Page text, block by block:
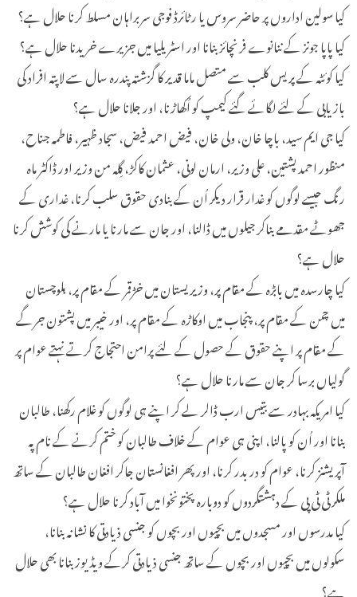
کیا سولین اداروں پر حاضر سروس یا رٹائرڈ فوجی سربراہان مسلط کرنا حلال ہے؟
کیا پاپا جونز کے ننانوے فرنچائز بنانا اور اسٹریلیا میں جزیرے خریدنا حلال ہے؟
کیا کوئٹہ کے پریس کلب سے متصل ماما قدیر کا گزشتہ پندرہ سال سے لاپتہ افراد کی
بازیابی کے لئے لگائے گئے کیمپ کو اُکھاڑنا، اور جلانا حلال ہے؟
کیا جی ایم سید، باچا خان، ولی خان، فیض احمد فیض، سجاد ظہیر، فاطمہ جناح،
منظور احمد پشتین، علی وزیر، ارمان لونی، عثمان کاکڑ، گِلہ من وزیر اور ڈاکٹر ماہ
رنگ جیسے لوگوں کو غدار قرار دیکر اُن کے بنادی حقوق سلب کرنا، غداری کے
جھوٹے مقدمے بناکر جیلوں میں ڈالنا، اور جان سے مارنا یا مارنے کی کوشش کرنا
حلال ہے؟
کیا چارسدہ میں بابڑہ کے مقام پر، وزیریستان میں خڑقمر کے مقام پر، بلوچستان
میں چمن کے مقام پر، پنجاب میں اوکاڑہ کے مقام پر، اور خیبر میں پشتون جرگے
کے مقام پر اپنے حقوق کے حصول کے لئے پرامن احتجاج کرتے نہتے عوام پر
گولیاں برسا کر جان سے مارنا حلال ہے؟
کیا امریکہ بہادر سے بتیس ارب ڈالر لے کر اپنے ہی لوگوں کو غلام رکھنا، طالبان
بنانا اور اُن کو پالنا، اپنی ہی عوام کے خلاف طالبان کو ختم کرنے کے نام پہ
آپریشنز کرنا، عوام کو در بدر کرنا، اور پھر افغانستان جاکر افغان طالبان کے ساتھ
ملکر ٹی ٹی پی کے دہشتگردوں کو دوبارہ پختونخوا میں آباد کرنا حلال ہے؟
کیا مدرسوں اور مسجدوں میں بچیوں اور بچوں کو جنسی ذیادتی کا نشانہ بنانا،
سکولوں میں بچیوں اور بچوں کے ساتھ جنسی ذیادتی کرکے ویڈیوز بنانا بھی حلال
ہے؟